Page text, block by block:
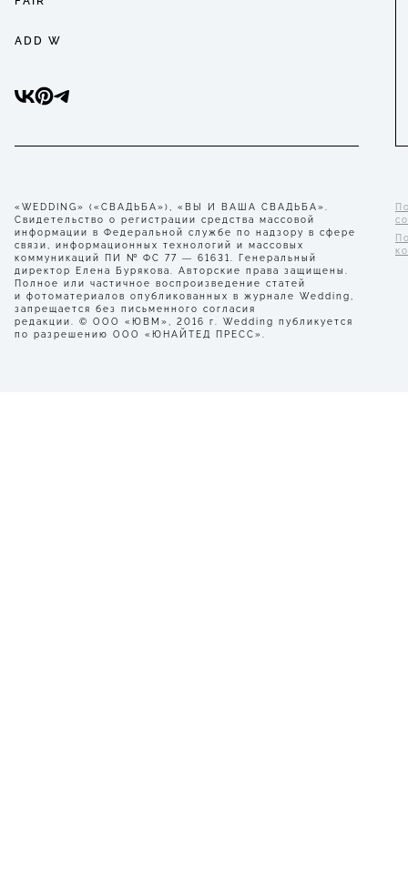
ADD W
«WEDDING» («СВАДЬБА»), «ВЫ И ВАША СВАДЬБА».
Свидетельство о регистрации средства массовой
информации в Федеральной службе по надзору в сфере
связи, информационных технологий и массовых
коммуникаций ПИ № ФС 77 — 61631. Генеральный
директор Елена Бурякова. Авторские права защищены.
Полное или частичное воспроизведение статей
и фотоматериалов опубликованных в журнале Wedding,
запрещается без письменного согласия
редакции. © ООО «ЮВМ», 2016 г. Wedding публикуется
по разрешению ООО «ЮНАЙТЕД ПРЕСС».